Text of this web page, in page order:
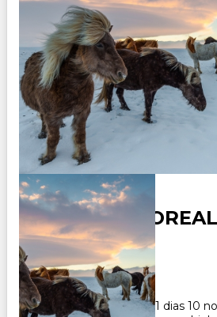
AUREOLA BOREAL
Duración:
10Días9Noches
Paquete turistico de 11 dias 10